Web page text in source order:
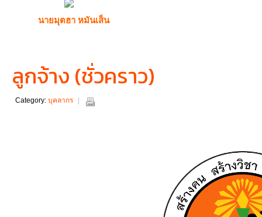
นายมุตฮา หมันเส็น
ลูกจ้าง (ชั่วคราว)
Category: บุคลากร